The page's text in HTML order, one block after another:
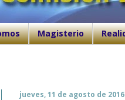
Magisterio
jueves, 11 de agosto de 2016